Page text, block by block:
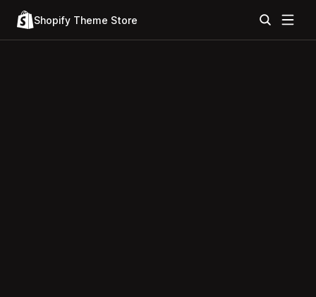
Shopify Theme Store